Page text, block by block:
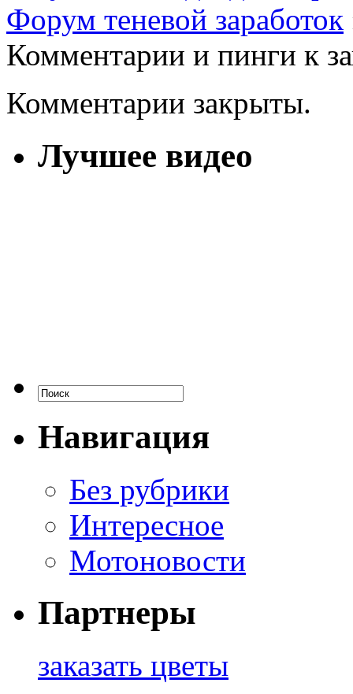
Форум теневой заработок
Комментарии и пинги к
Комментарии закрыты.
Лучшее видео
Навигация
Без рубрики
Интересное
Мотоновости
Партнеры
заказать цветы